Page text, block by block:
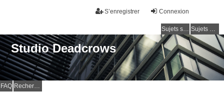
Connexion
S’enregistrer
Sujets sans réponse Sujets actifs
Studio Deadcrows
FAQ Rechercher